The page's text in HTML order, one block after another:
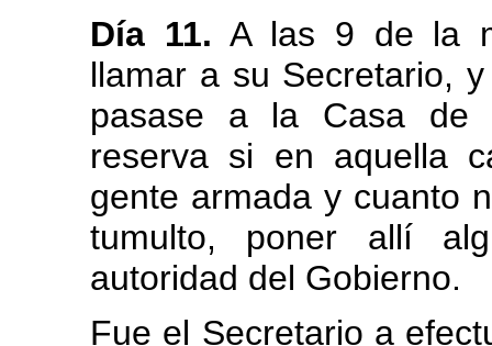
Día 11. A las 9 de la
llamar a su Secretario,
pasase a la Casa de
reserva si en aquella
gente armada y cuanto
tumulto, poner allí
autoridad del Gobierno.
Fue el Secretario a